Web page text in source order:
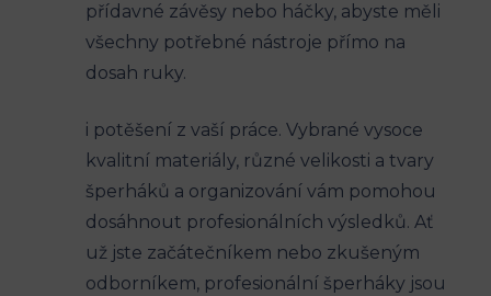
přídavné závěsy nebo háčky, abyste měli
všechny potřebné nástroje přímo na
dosah ruky.
i potěšení z vaší práce. Vybrané vysoce
kvalitní materiály, různé velikosti a tvary
šperháků a organizování vám pomohou
dosáhnout profesionálních výsledků. Ať
už jste začátečníkem nebo zkušeným
odborníkem, profesionální šperháky jsou